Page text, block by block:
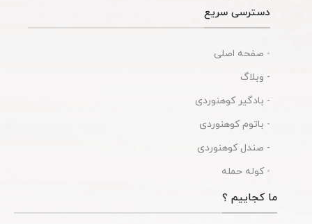
دسترسی سریع
- صفحه اصلی
- وبلاگ
- بادگیر کوهنوردی
- باتوم کوهنوردی
- صندل کوهنوردی
- کوله حمله
ما کجاییم ؟